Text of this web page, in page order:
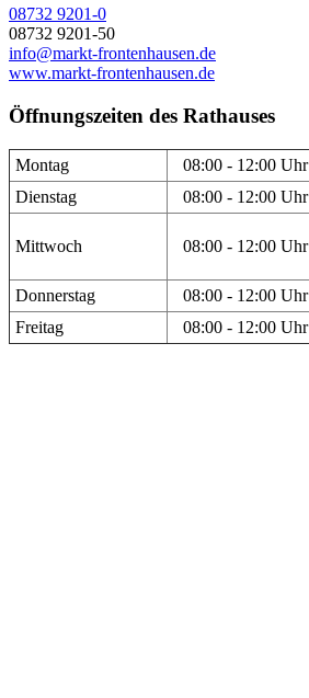
08732 9201-0
08732 9201-50
info@markt-frontenhausen.de
www.markt-frontenhausen.de
Öffnungszeiten des Rathauses
Montag 08:00 - 12:00 Uhr
Dienstag
08:00 - 12:00 Uhr
Mittwoch 08:00 - 12:00 Uhr
Donnerstag 08:00 - 12:00 Uhr
Freitag
08:00 - 12:00 Uhr